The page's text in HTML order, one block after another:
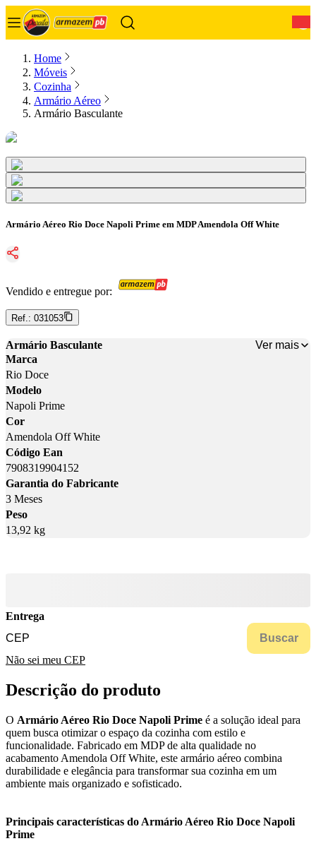
Home
Móveis
Cozinha
Armário Aéreo
Armário Basculante
Armário Aéreo Rio Doce Napoli Prime em MDP Amendola Off White
Vendido e entregue por:
Ref.: 031053
Armário Basculante
Ver mais
Marca
Rio Doce
Modelo
Napoli Prime
Cor
Amendola Off White
Código Ean
7908319904152
Garantia do Fabricante
3 Meses
Peso
13,92 kg
Entrega
Buscar
Não sei meu CEP
Descrição do produto
O Armário Aéreo Rio Doce Napoli Prime é a solução ideal para
quem busca otimizar o espaço da cozinha com estilo e
funcionalidade. Fabricado em MDP de alta qualidade no
acabamento Amendola Off White, este armário aéreo combina
durabilidade e elegância para transformar sua cozinha em um
ambiente mais organizado e sofisticado.
Principais características do Armário Aéreo Rio Doce Napoli
Prime